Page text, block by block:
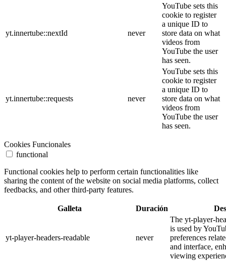
yt.innertube::nextId never
YouTube sets this
cookie to register
a unique ID to
store data on what
videos from
YouTube the user
has seen.
yt.innertube::requests never
YouTube sets this
cookie to register
a unique ID to
store data on what
videos from
YouTube the user
has seen.
Cookies Funcionales
functional
Functional cookies help to perform certain functionalities like
sharing the content of the website on social media platforms, collect
feedbacks, and other third-party features.
Galleta Duración
yt-player-headers-readable never
The yt-player-
is used by
preferences
and interface,
viewing